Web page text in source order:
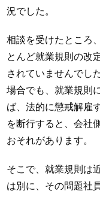
況でした。
相談を受けたところ
とんど就業規則の改
されていませんでし
場合でも、就業規則
ば、法的に懲戒解雇
を断行すると、会社
おそれがあります。
そこで、就業規則は
は別に、その問題社